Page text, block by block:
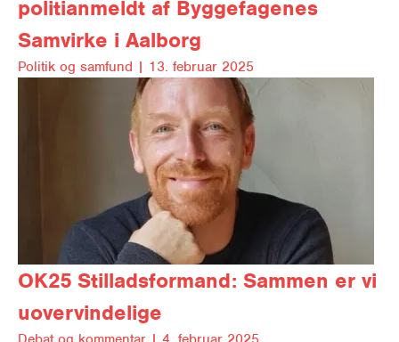
politianmeldt af Byggefagenes
Samvirke i Aalborg
Politik og samfund | 13. februar 2025
OK25 Stilladsformand: Sammen er vi
uovervindelige